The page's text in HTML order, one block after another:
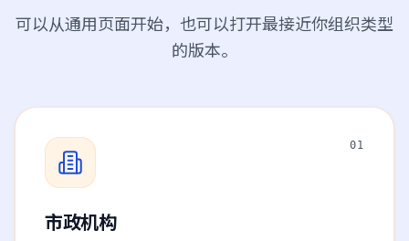
可以从通用页面开始，也可以打开最接近你组织类型
的版本。
01
市政机构